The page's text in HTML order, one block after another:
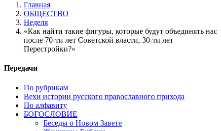
Главная
ОБЩЕСТВО
Неделя
«Как найти такие фигуры, которые будут объединять нас
после 70-ти лет Советской власти, 30-ти лет
Перестройки?»
Передачи
По рубрикам
Вехи истории русского православного прихода
По алфавиту
БОГОСЛОВИЕ
Беседы о Новом Завете